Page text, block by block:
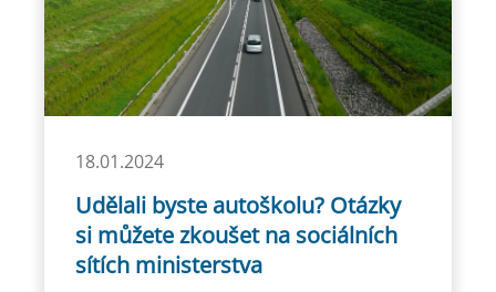
18.01.2024
Udělali byste autoškolu? Otázky
si můžete zkoušet na sociálních
sítích ministerstva